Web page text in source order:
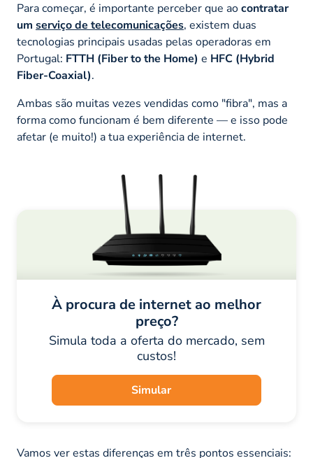
Para começar, é importante perceber que aocontratar
um serviço de telecomunicações, existem duas
tecnologias principais usadas pelas operadoras em
Portugal: FTTH (Fiber to the Home) e HFC (Hybrid
Fiber-Coaxial).
Ambas são muitas vezes vendidas como "fibra", mas a
forma como funcionam é bem diferente — e isso pode
afetar (e muito!) a tua experiência de internet.
À procura de internet ao melhor
preço?
Simula toda a oferta do mercado, sem
custos!
Simular
Vamos ver estas diferenças em três pontos essenciais: